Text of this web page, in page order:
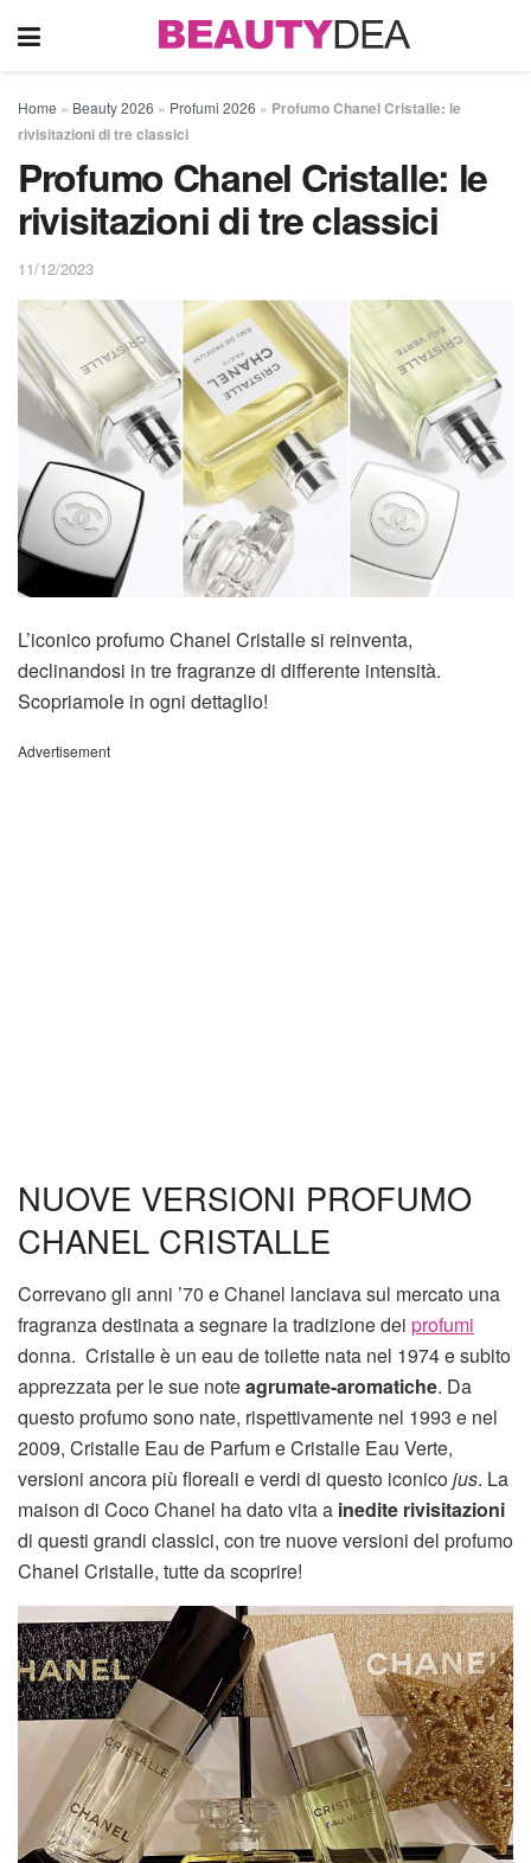
Home » Beauty 2026 » Profumi 2026 » Profumo Chanel Cristalle: le
rivisitazioni di tre classici
Profumo Chanel Cristalle: le
rivisitazioni di tre classici
11/12/2023
L’iconico profumo Chanel Cristalle si reinventa,
declinandosi in tre fragranze di differente intensità.
Scopriamole in ogni dettaglio!
Advertisement
NUOVE VERSIONI PROFUMO
CHANEL CRISTALLE
Correvano gli anni ’70 e Chanel lanciava sul mercato una
fragranza destinata a segnare la tradizione dei profumi
donna. Cristalle è un eau de toilette nata nel 1974 e subito
apprezzata per le sue noteagrumate-aromatiche. Da
questo profumo sono nate, rispettivamente nel 1993 e nel
2009, Cristalle Eau de Parfum e Cristalle Eau Verte,
versioni ancora più floreali e verdi di questo iconicojus. La
maison di Coco Chanel ha dato vita a inedite rivisitazioni
di questi grandi classici, con tre nuove versioni del profumo
Chanel Cristalle, tutte da scoprire!